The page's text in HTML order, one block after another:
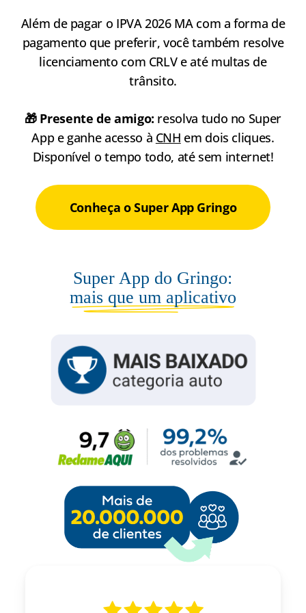
Além de pagar o IPVA 2026 MA com a forma de
pagamento que preferir, você também resolve
licenciamento com CRLV e até multas de
trânsito.
🎁 Presente de amigo: resolva tudo no Super
App e ganhe acesso à CNH em dois cliques.
Disponível o tempo todo, até sem internet!
Conheça o Super App Gringo
Super App do Gringo:
mais que um aplicativo